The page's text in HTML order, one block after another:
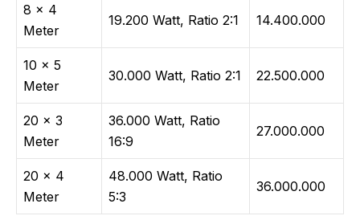
8 × 4
Meter
19.200 Watt, Ratio 2:1 14.400.000
10 × 5
Meter
30.000 Watt, Ratio 2:1 22.500.000
20 × 3
Meter
36.000 Watt, Ratio
16:9
27.000.000
20 × 4
Meter
48.000 Watt, Ratio
5:3
36.000.000